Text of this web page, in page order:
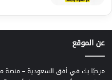
عن الموقع
مرحبًا بك في أفق السعودية – منصة